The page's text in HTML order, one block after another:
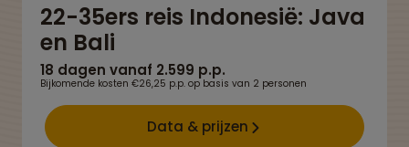
22-35ers reis Indonesië: Java
en Bali
18 dagen vanaf 2.599 p.p.
Bijkomende kosten €26,25 p.p. op basis van 2 personen
Data & prijzen